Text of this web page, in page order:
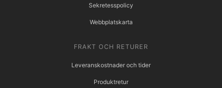
Sekretesspolicy
Webbplatskarta
FRAKT OCH RETURER
Leveranskostnader och tider
Produktretur